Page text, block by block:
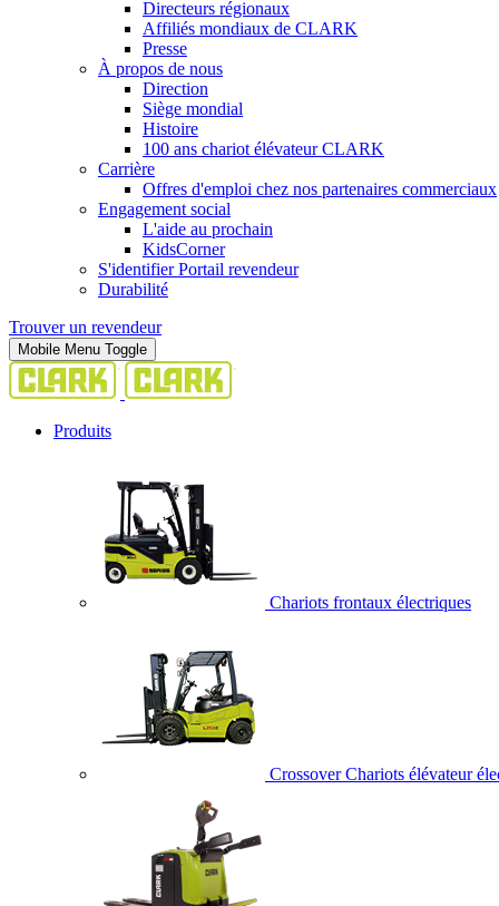
Directeurs régionaux
Affiliés mondiaux de CLARK
Presse
À propos de nous
Direction
Siège mondial
Histoire
100 ans chariot élévateur CLARK
Carrière
Offres d'emploi chez nos partenaires commerciaux
Engagement social
L'aide au prochain
KidsCorner
S'identifier Portail revendeur
Durabilité
Trouver un revendeur
Mobile Menu Toggle
Produits
Chariots frontaux électriques
Crossover Chariots élévateur